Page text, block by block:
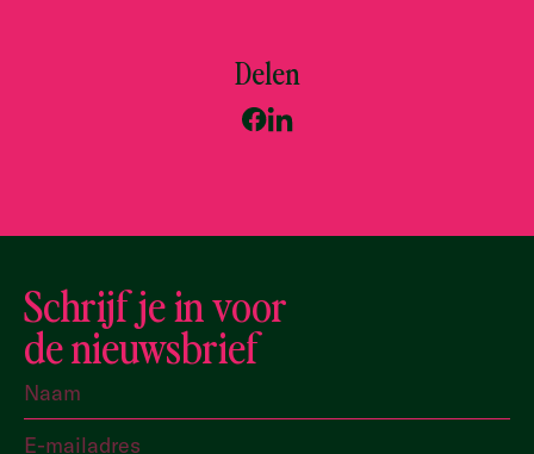
Delen
Schrijf je in voor
de nieuwsbrief